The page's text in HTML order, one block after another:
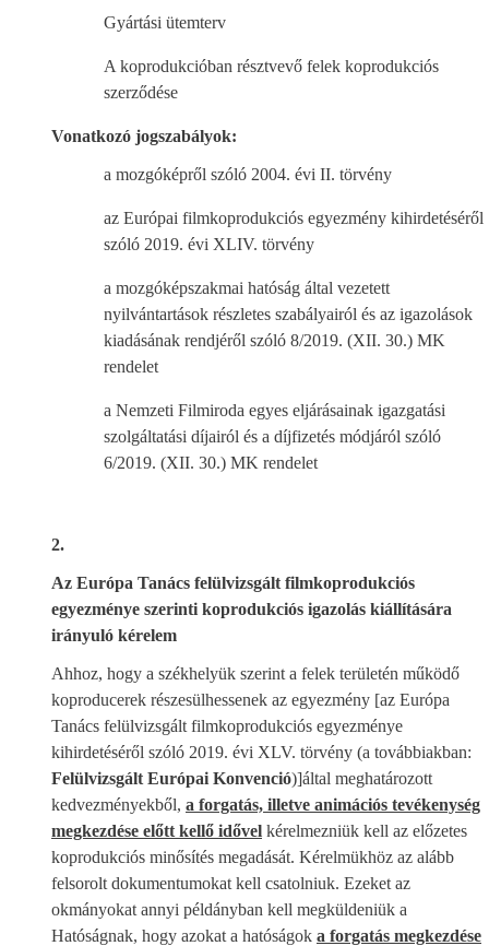
Gyártási ütemterv
A koprodukcióban résztvevő felek koprodukciós
szerződése
Vonatkozó jogszabályok:
a mozgóképről szóló 2004. évi II. törvény
az Európai filmkoprodukciós egyezmény kihirdetéséről
szóló 2019. évi XLIV. törvény
a mozgóképszakmai hatóság által vezetett
nyilvántartások részletes szabályairól és az igazolások
kiadásának rendjéről szóló 8/2019. (XII. 30.) MK
rendelet
a Nemzeti Filmiroda egyes eljárásainak igazgatási
szolgáltatási díjairól és a díjfizetés módjáról szóló
6/2019. (XII. 30.) MK rendelet
2.
Az Európa Tanács felülvizsgált filmkoprodukciós
egyezménye szerinti koprodukciós igazolás kiállítására
irányuló kérelem
Ahhoz, hogy a székhelyük szerint a felek területén működő
koproducerek részesülhessenek az egyezmény [az Európa
Tanács felülvizsgált filmkoprodukciós egyezménye
kihirdetéséről szóló 2019. évi XLV. törvény (a továbbiakban:
Felülvizsgált Európai Konvenció)]által meghatározott
kedvezményekből, a forgatás, illetve animációs tevékenység
megkezdése előtt kellő idővel kérelmezniük kell az előzetes
koprodukciós minősítés megadását. Kérelmükhöz az alább
felsorolt dokumentumokat kell csatolniuk. Ezeket az
okmányokat annyi példányban kell megküldeniük a
Hatóságnak, hogy azokat a hatóságok a forgatás megkezdése